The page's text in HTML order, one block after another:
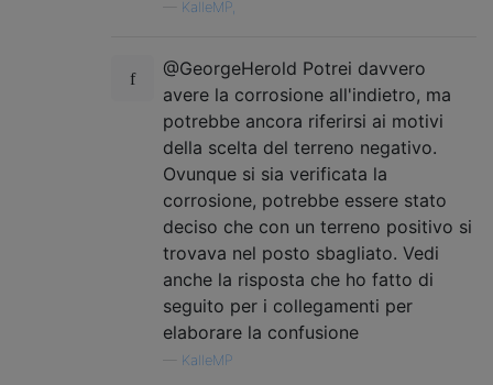
KalleMP,
@GeorgeHerold Potrei davvero
avere la corrosione all'indietro, ma
potrebbe ancora riferirsi ai motivi
della scelta del terreno negativo.
Ovunque si sia verificata la
corrosione, potrebbe essere stato
deciso che con un terreno positivo si
trovava nel posto sbagliato. Vedi
anche la risposta che ho fatto di
seguito per i collegamenti per
elaborare la confusione
KalleMP